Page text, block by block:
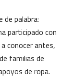
de palabra:
participado con
conocer antes,
familias de
de ropa.